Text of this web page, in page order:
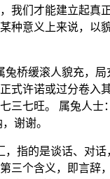
我们才能建立起真
种意义上来说，以
兔桥缓滚人貌充，局
式许诺或过分卷入
三七旺。 属兔人士
谢谢。
，指的是谈话、对
三个含义，即言辞